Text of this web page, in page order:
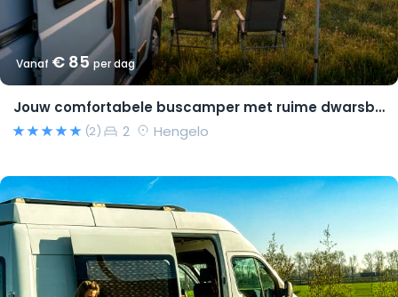
Vanaf € 85per dag
Jouw comfortabele buscamper met ruime dwarsbedden en natural look(s)!
(2) 2 Hengelo